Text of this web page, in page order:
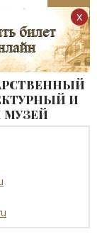
УЧРЕЖДЕНИЕ
И
x